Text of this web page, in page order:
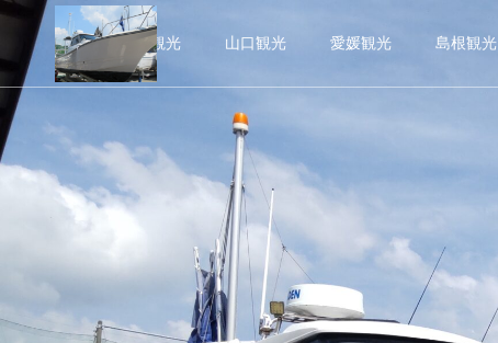
広島観光 山口観光 愛媛観光 島根観光